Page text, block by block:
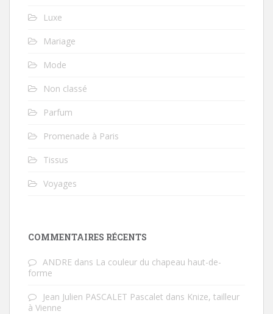
Luxe
Mariage
Mode
Non classé
Parfum
Promenade à Paris
Tissus
Voyages
COMMENTAIRES RÉCENTS
ANDRE dans La couleur du chapeau haut-de-
forme
Jean Julien PASCALET Pascalet dans Knize, tailleur
à Vienne